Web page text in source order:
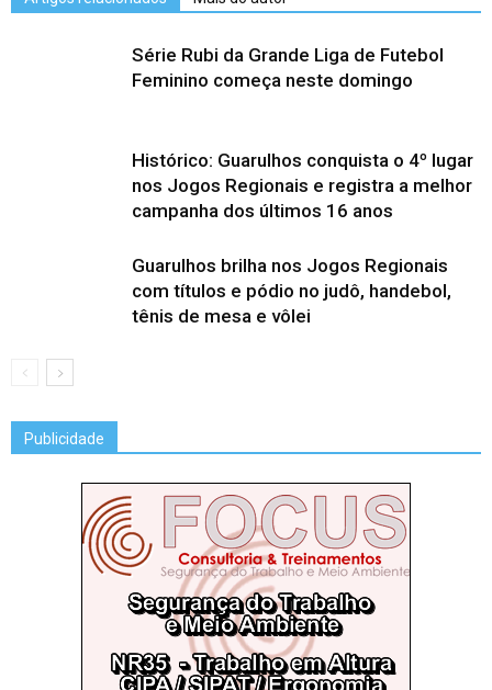
Série Rubi da Grande Liga de Futebol
Feminino começa neste domingo
Histórico: Guarulhos conquista o 4º lugar
nos Jogos Regionais e registra a melhor
campanha dos últimos 16 anos
Guarulhos brilha nos Jogos Regionais
com títulos e pódio no judô, handebol,
tênis de mesa e vôlei
Publicidade